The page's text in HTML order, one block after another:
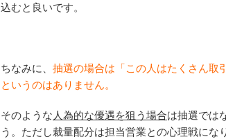
込むと良いです。
ちなみに、 抽選の場合は「この人はたくさん取
というのはありません。
そのような 人為的な優遇を狙う場合は抽選では
う。ただし裁量配分は担当営業との心理戦にな